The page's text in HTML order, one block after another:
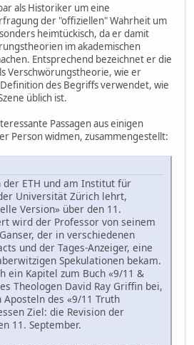
als Historiker um eine
der "offiziellen" Wahrheit um
heimtückisch, da er damit
im akademischen
Entsprechend bezeichnet er die
Verschwörungstheorie, wie er
des Begriffs verwendet, wie
üblich ist.
Passagen aus einigen
Person widmen, zusammengestellt:
ETH und am Institut für
Universität Zürich lehrt,
Version» über den 11.
wird der Professor von seinem
der in verschiedenen
und der Tages-Anzeiger, eine
Spekulationen bekam.
ein Kapitel zum Buch «9/11 &
Theologen David Ray Griffin bei,
des «9/11 Truth
Ziel: die Revision der
11. September.